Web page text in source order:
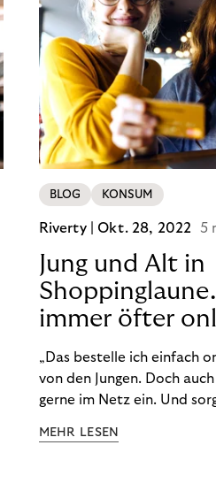
and more companies are
tackle.
BLOG KONSUM
Riverty | Okt. 28, 2022 5
Jung und Alt in
immer öfter
„Das bestelle ich einfach
von den Jungen. Doch
gerne im Netz ein. Und
von der Generation Z. Wir
MEHR LESEN